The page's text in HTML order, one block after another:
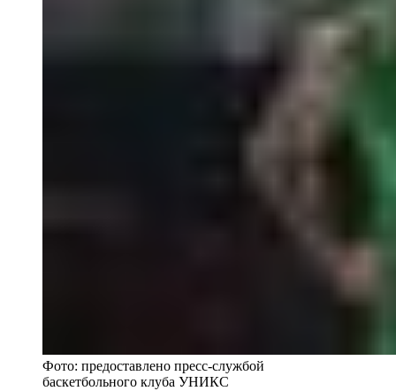
Фото: предоставлено пресс-службой
баскетбольного клуба УНИКС